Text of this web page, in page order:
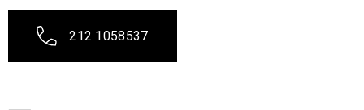
212 1058537